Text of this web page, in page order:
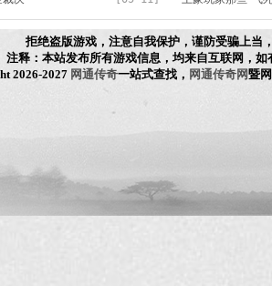
拒绝盗版游戏，注意自我保护，谨防受骗上当
注释：本站发布所有游戏信息，均来自互联网，
2026-2027 网通传奇一站式查找， 网通传奇网暨